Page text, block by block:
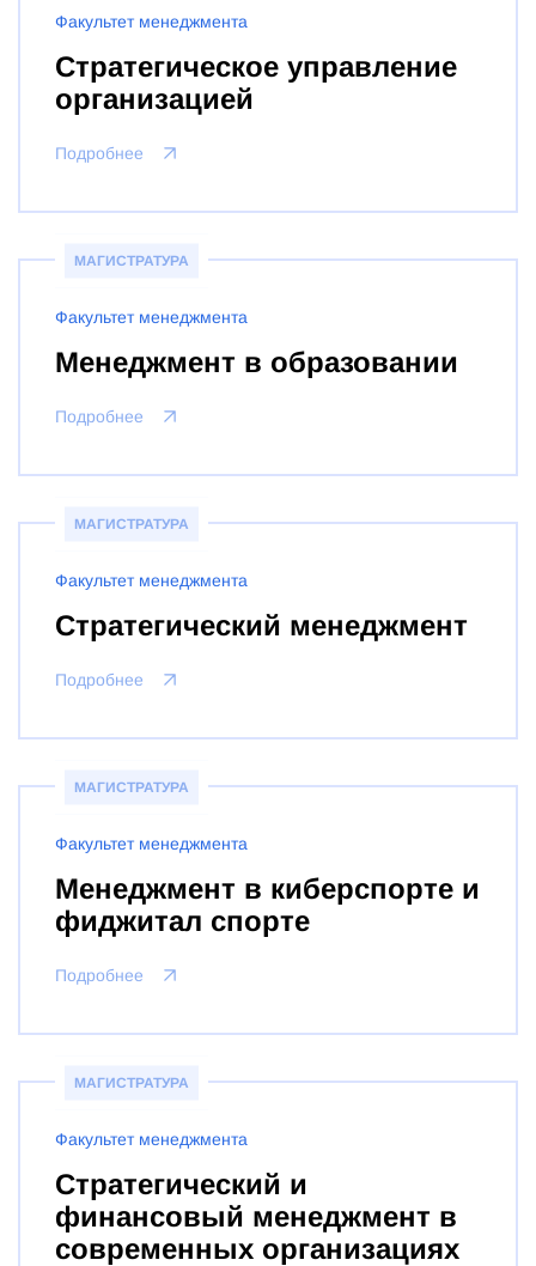
Факультет менеджмента
Стратегическое управление
организацией
Подробнее
МАГИСТРАТУРА
Факультет менеджмента
Менеджмент в образовании
Подробнее
МАГИСТРАТУРА
Факультет менеджмента
Стратегический менеджмент
Подробнее
МАГИСТРАТУРА
Факультет менеджмента
Менеджмент в киберспорте и
фиджитал спорте
Подробнее
МАГИСТРАТУРА
Факультет менеджмента
Стратегический и
финансовый менеджмент в
современных организациях